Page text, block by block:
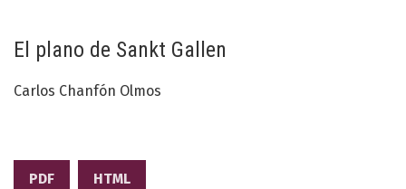
El plano de Sankt Gallen
Carlos Chanfón Olmos
PDF HTML